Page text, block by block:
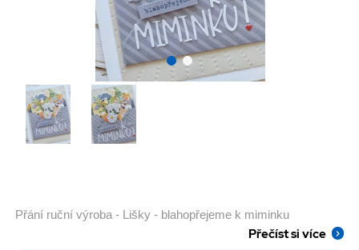
Přání ruční výroba - Lišky - blahopřejeme k miminku
Přečíst si více